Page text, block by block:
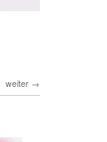
weiter